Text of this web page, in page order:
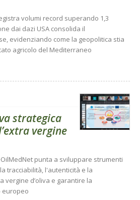
volumi record superando 1,3
dai dazi USA consolida il
evidenziando come la geopolitica stia
agricolo del Mediterraneo
strategica
vergine
punta a sviluppare strumenti
tracciabilità, l'autenticità e la
vergine d’oliva e garantire la
europeo